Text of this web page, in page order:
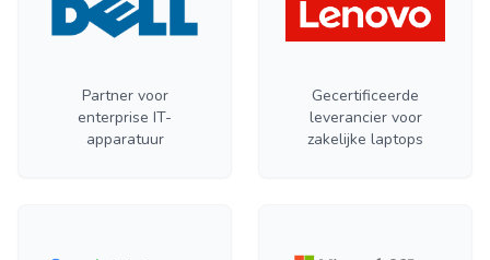
Partner voor
enterprise IT-
apparatuur
Gecertificeerde
leverancier voor
zakelijke laptops